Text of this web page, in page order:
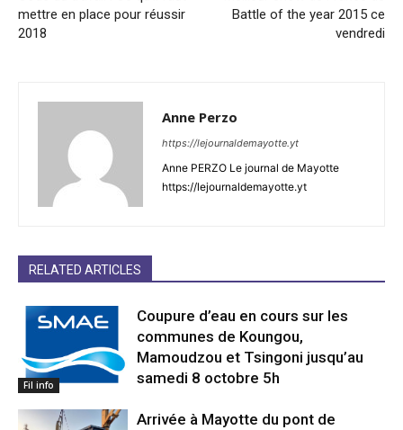
mettre en place pour réussir
2018
Battle of the year 2015 ce
vendredi
Anne Perzo
https://lejournaldemayotte.yt
Anne PERZO Le journal de Mayotte
https://lejournaldemayotte.yt
RELATED ARTICLES
Fil info
Coupure d’eau en cours sur les
communes de Koungou,
Mamoudzou et Tsingoni jusqu’au
samedi 8 octobre 5h
Arrivée à Mayotte du pont de